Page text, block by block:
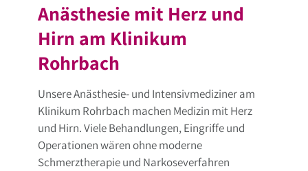
Anästhesie mit Herz und
Hirn am Klinikum
Rohrbach
Unsere Anästhesie- und Intensivmediziner am
Klinikum Rohrbach machen Medizin mit Herz
und Hirn. Viele Behandlungen, Eingriffe und
Operationen wären ohne moderne
Schmerztherapie und Narkoseverfahren